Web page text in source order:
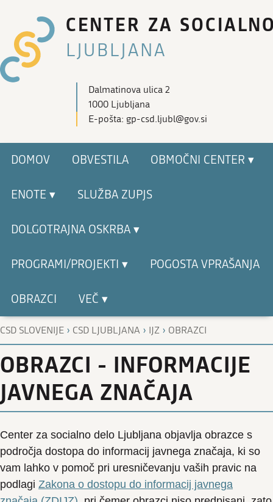
CENTER ZA
LJUBLJANA
Dalmatinova ulica 2
1000 Ljubljana
E-pošta: gp-csd.ljubl@gov.si
DOMOV OBVESTILA OBMOČNI CENTER ▾
ENOTE ▾ SLUŽBA ZUPJS
DOLGOTRAJNA OSKRBA ▾
PROGRAMI/PROJEKTI ▾ POGOSTA VPRAŠANJA
OBRAZCI VEČ ▾
CSD SLOVENIJE › CSD LJUBLJANA › IJZ › OBRAZCI
OBRAZCI - INFORMACIJE
JAVNEGA ZNAČAJA
Center za socialno delo Ljubljana objavlja obrazce s
področja dostopa do informacij javnega značaja, ki so
vam lahko v pomoč pri uresničevanju vaših pravic na
podlagi Zakona o dostopu do informacij javnega